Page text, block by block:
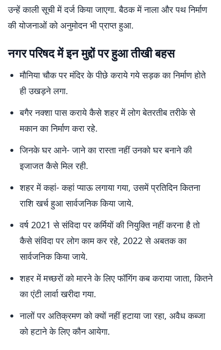
उन्हें काली सूची में दर्ज किया जाएगा. बैठक में नाला और पथ निर्माण
की योजनाओं को अनुमोदन भी प्राप्त हुआ.
नगर परिषद में इन मुद्दों पर हुआ तीखी बहस
मौनिया चौक पर मंदिर के पीछे कराये गये सड़क का निर्माण होते
ही उखड़ने लगा.
बगैर नक्शा पास कराये कैसे शहर में लोग बेतरतीब तरीके से
मकान का निर्माण करा रहे.
जिनके घर आने- जाने का रास्ता नहीं उनको घर बनाने की
इजाजत कैसे मिल रही.
शहर में कहां- कहां प्याऊ लगाया गया, उसमें प्रतिदिन कितना
राशि खर्च हुआ सार्वजनिक किया जाये.
वर्ष 2021 से संविदा पर कर्मियों की नियुक्ति नहीं करना है तो
कैसे संविदा पर लोग काम कर रहे, 2022 से अबतक का
सार्वजनिक किया जाये.
शहर में मच्छरों को मारने के लिए फॉगिंग कब कराया जाता, कितने
का एंटी लार्वा खरीदा गया.
नालों पर अतिक्रमण को क्यों नहीं हटाया जा रहा, अवैध कब्जा
को हटाने के लिए कौन आयेगा.